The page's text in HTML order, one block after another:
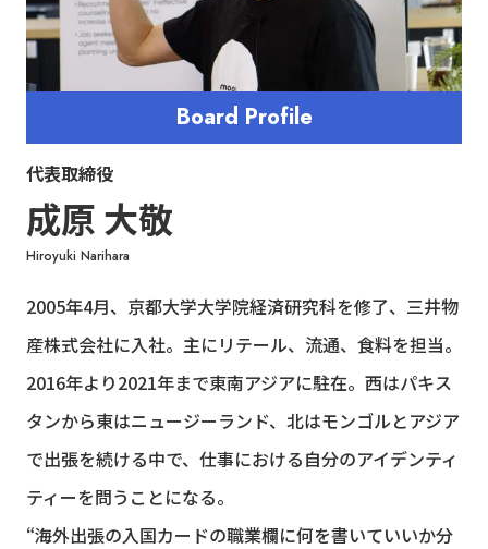
Board Profile
代表取締役
成原 大敬
Hiroyuki Narihara
2005年4月、京都大学大学院経済研究科を修了、三井物
産株式会社に入社。主にリテール、流通、食料を担当。
2016年より2021年まで東南アジアに駐在。西はパキス
タンから東はニュージーランド、北はモンゴルとアジア
で出張を続ける中で、仕事における自分のアイデンティ
ティーを問うことになる。
“海外出張の入国カードの職業欄に何を書いていいか分